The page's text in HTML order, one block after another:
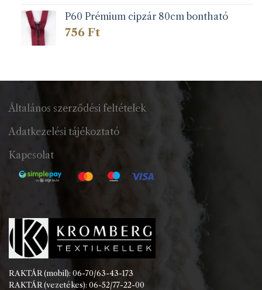
P60 Prémium cipzár 80cm bontható
756 Ft
Általános szerződési feltételek
Adatkezelési tájékoztató
Kapcsolat
RAKTÁR (mobil): 06-70/63-43-173
RAKTÁR (vezetékes): 06-52/77-22-00